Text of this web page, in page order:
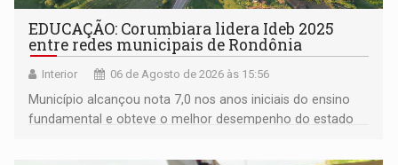
EDUCAÇÃO: Corumbiara lidera Ideb 2025
entre redes municipais de Rondônia
Interior 06 de Agosto de 2026 às 15:56
Município alcançou nota 7,0 nos anos iniciais do ensino
fundamental e obteve o melhor desempenho do estado